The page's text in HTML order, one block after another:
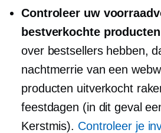
Controleer uw
bestverkochte producten
over bestsellers hebben,
nachtmerrie van een
producten uitverkocht
feestdagen (in dit geval
Kerstmis). Controleer je